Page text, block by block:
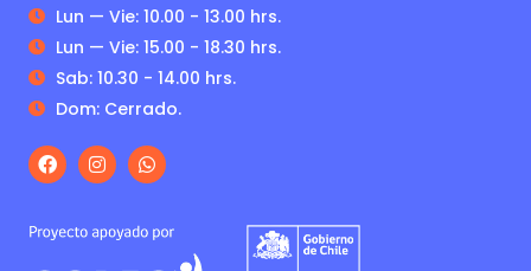
Lun — Vie: 10.00 - 13.00 hrs.
Lun — Vie: 15.00 - 18.30 hrs.
Sab: 10.30 - 14.00 hrs.
Dom: Cerrado.